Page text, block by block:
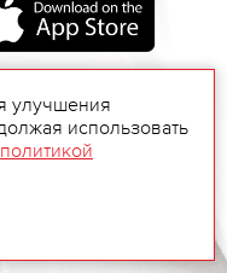
улучшения
использовать
политикой